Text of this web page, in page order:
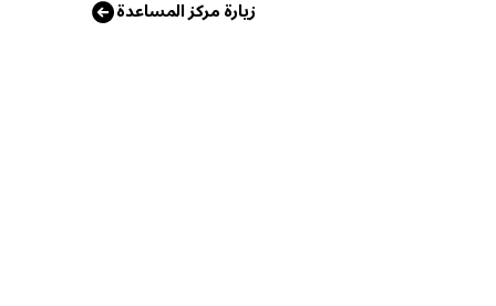
زيارة مركز المساعدة